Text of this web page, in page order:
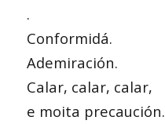
.
Conformidá.
Ademiración.
Calar, calar, calar,
e moita precaución.